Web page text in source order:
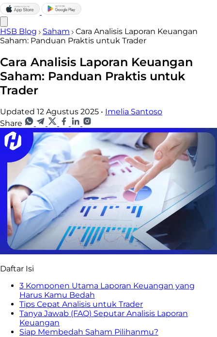
HSB Blog Saham
Cara Analisis Laporan Keuangan
Saham: Panduan Praktis untuk Trader
Cara Analisis Laporan Keuangan
Saham: Panduan Praktis untuk
Trader
Updated 12 Agustus 2025 • Imelia Santoso
Share
Daftar Isi
3 Komponen Utama Laporan Keuangan yang
Harus Kamu Bedah
Tips Cepat Analisis untuk Trader
Tanya Jawab (FAQ) Seputar Analisis Laporan
Keuangan
Siap Membedah Saham Pilihanmu?